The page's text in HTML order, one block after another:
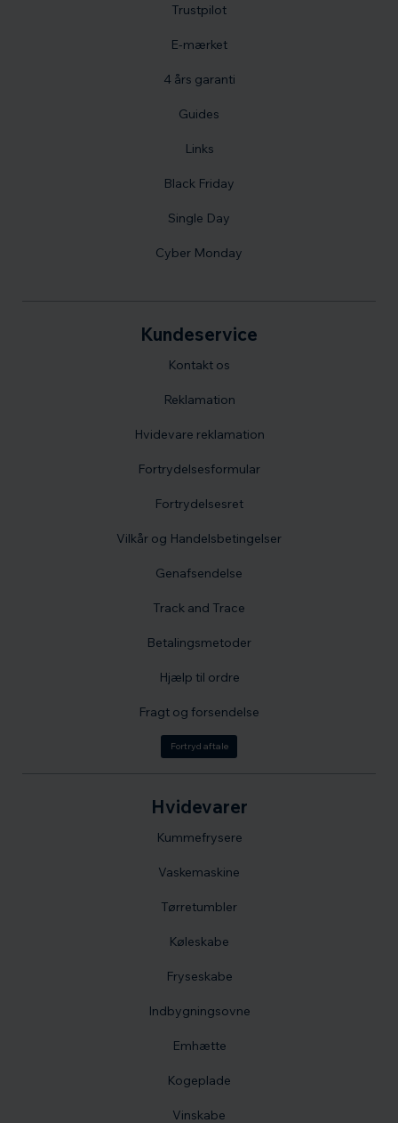
Hvidevarer
Kummefrysere
Vaskemaskine
Tørretumbler
Køleskabe
Fryseskabe
Indbygningsovne
Emhætte
Kogeplade
Vinskabe
Kundeservice
Kontakt os
Reklamation
Hvidevare reklamation
Fortrydelsesformular
Fortrydelsesret
Vilkår og Handelsbetingelser
Genafsendelse
Track and Trace
Betalingsmetoder
Hjælp til ordre
Fragt og forsendelse
Fortryd aftale
Trustpilot
E-mærket
4 års garanti
Guides
Links
Black Friday
Single Day
Cyber Monday